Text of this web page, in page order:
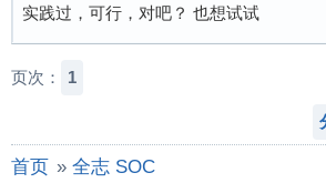
实践过，可行，对吧？ 也想试试
页次： 1
首页 » 全志 SOC